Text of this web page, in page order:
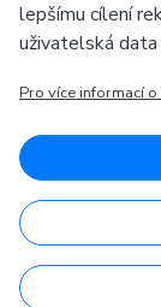
OP
lepšímu cílení
uživatelská
Pro více informací